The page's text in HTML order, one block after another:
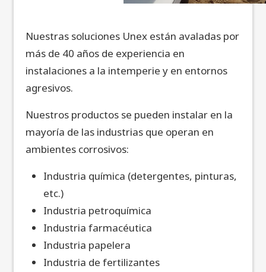
Nuestras soluciones Unex están avaladas por
más de 40 años de experiencia en
instalaciones a la intemperie y en entornos
agresivos.
Nuestros productos se pueden instalar en la
mayoría de las industrias que operan en
ambientes corrosivos:
Industria química (detergentes, pinturas,
etc.)
Industria petroquímica
Industria farmacéutica
Industria papelera
Industria de fertilizantes